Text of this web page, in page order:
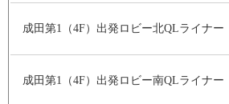
成田第1（4F）出発ロビー北QLライナー
成田第1（4F）出発ロビー南QLライナー